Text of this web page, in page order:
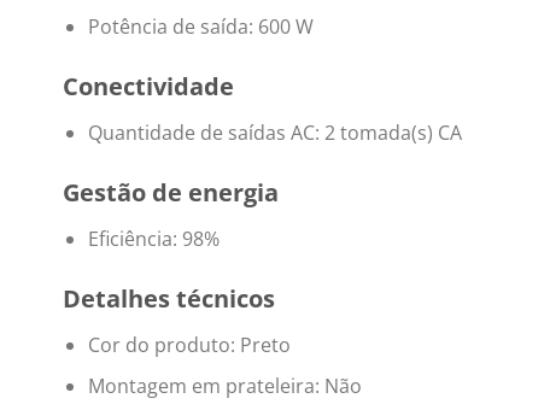
Potência de saída: 600 W
Conectividade
Quantidade de saídas AC: 2 tomada(s) CA
Gestão de energia
Eficiência: 98%
Detalhes técnicos
Cor do produto: Preto
Montagem em prateleira: Não